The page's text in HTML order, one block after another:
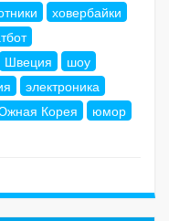
ховербайки
Швеция
шоу
электроника
Корея
юмор